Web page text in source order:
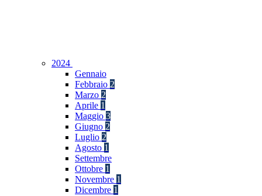
2024
Gennaio
Febbraio 2
Marzo 2
Aprile 1
Maggio 3
Giugno 2
Luglio 2
Agosto 1
Settembre
Ottobre 1
Novembre 1
Dicembre 1